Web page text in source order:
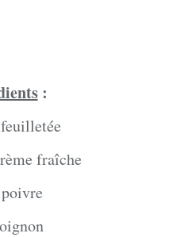
:
fraîche